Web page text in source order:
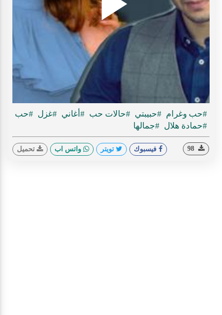
Play
#حب وغرام #حبيبتي #حالات حب #أغاني #غزل #حب
#حمادة هلال #جمالها
فيسبوك تويتر واتس اب تحميل